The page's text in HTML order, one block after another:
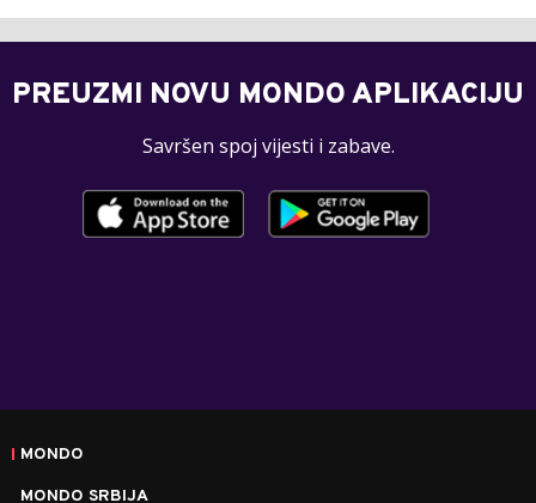
PREUZMI NOVU MONDO APLIKACIJU
Savršen spoj vijesti i zabave.
MONDO
MONDO SRBIJA